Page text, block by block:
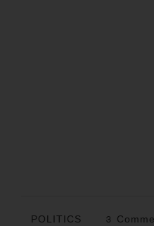
POLITICS 3